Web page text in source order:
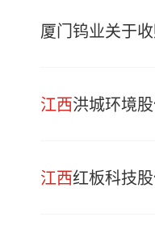
厦门钨业关于
江西洪城环境
江西红板科技